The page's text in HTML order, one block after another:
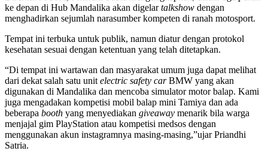
ke depan di Hub Mandalika akan digelartalkshow dengan
menghadirkan sejumlah narasumber kompeten di ranah motosport.
Tempat ini terbuka untuk publik, namun diatur dengan protokol
kesehatan sesuai dengan ketentuan yang telah ditetapkan.
“Di tempat ini wartawan dan masyarakat umum juga dapat melihat
dari dekat salah satu unit electric safety carBMW yang akan
digunakan di Mandalika dan mencoba simulator motor balap. Kami
juga mengadakan kompetisi mobil balap mini Tamiya dan ada
beberapa booth yang menyediakan giveaway menarik bila warga
menjajal gim PlayStation atau kompetisi medsos dengan
menggunakan akun instagramnya masing-masing,”ujar Priandhi
Satria.